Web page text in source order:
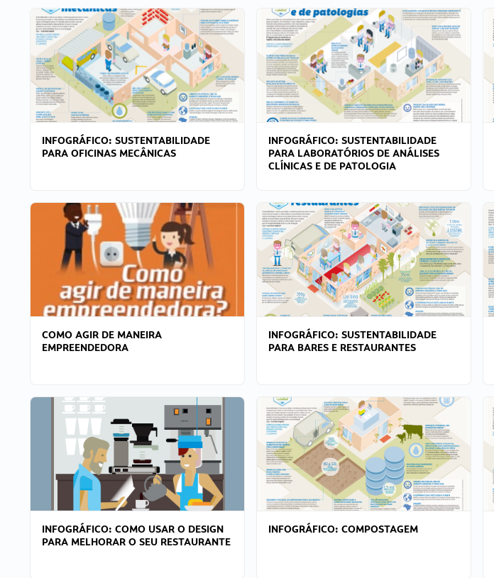
INFOGRÁFICO: SUSTENTABILIDADE
PARA OFICINAS MECÂNICAS
INFOGRÁFICO: SUSTENTABILIDADE
PARA LABORATÓRIOS DE ANÁLISES
CLÍNICAS E DE PATOLOGIA
COMO AGIR DE MANEIRA
EMPREENDEDORA
INFOGRÁFICO: SUSTENTABILIDADE
PARA BARES E RESTAURANTES
INFOGRÁFICO: COMO USAR O DESIGN
PARA MELHORAR O SEU RESTAURANTE
INFOGRÁFICO: COMPOSTAGEM